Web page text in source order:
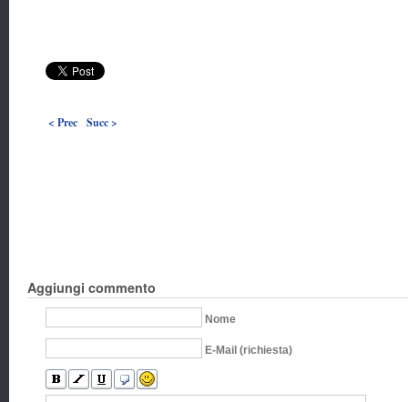
< Prec Succ >
Aggiungi commento
Nome
E-Mail (richiesta)